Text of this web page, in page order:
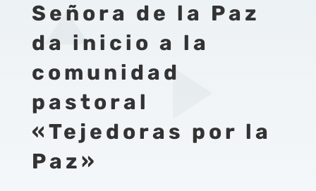
Señora de la Paz
da inicio a la
comunidad
pastoral
«Tejedoras por la
Paz»